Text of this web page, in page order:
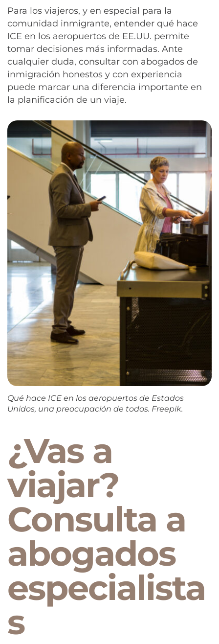
Para los viajeros, y en especial para la
comunidad inmigrante, entender qué hace
ICE en los aeropuertos de EE.UU. permite
tomar decisiones más informadas. Ante
cualquier duda, consultar con abogados de
inmigración honestos y con experiencia
puede marcar una diferencia importante en
la planificación de un viaje.
Qué hace ICE en los aeropuertos de Estados
Unidos, una preocupación de todos. Freepik.
¿Vas a
viajar?
Consulta a
abogados
especialista
s